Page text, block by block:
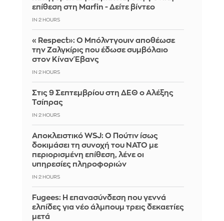
επίθεση στη Marfin - Δείτε βίντεο
IN 2 HOURS
«Respect»: Ο Μπόλντγουιν αποθέωσε
την Ζαλγκίρις που έδωσε συμβόλαιο
στον Κίναν Έβανς
IN 2 HOURS
Στις 9 Σεπτεμβρίου στη ΔΕΘ ο Αλέξης
Τσίπρας
IN 2 HOURS
Αποκλειστικό WSJ: Ο Πούτιν ίσως
δοκιμάσει τη συνοχή του ΝΑΤΟ με
περιορισμένη επίθεση, λένε οι
υπηρεσίες πληροφοριών
IN 2 HOURS
Fugees: Η επανασύνδεση που γεννά
ελπίδες για νέο άλμπουμ τρεις δεκαετίες
μετά